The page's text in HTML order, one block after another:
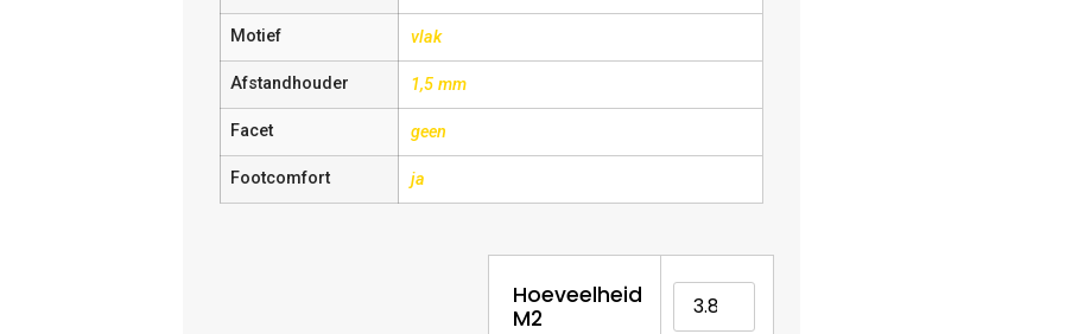
Motief vlak
Afstandhouder 1,5 mm
Facet geen
Footcomfort ja
Hoeveelheid
M2